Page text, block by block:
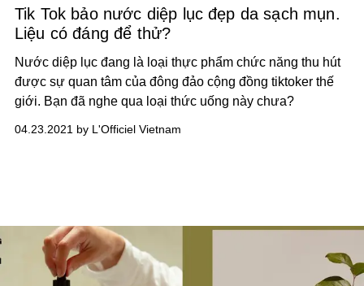
Tik Tok bảo nước diệp lục đẹp da sạch mụn.
Liệu có đáng để thử?
Nước diệp lục đang là loại thực phẩm chức năng thu hút
được sự quan tâm của đông đảo cộng đồng tiktoker thế
giới. Bạn đã nghe qua loại thức uống này chưa?
04.23.2021 by L'Officiel Vietnam